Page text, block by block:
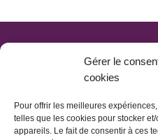
Gérer le
cookies
Pour offrir les meilleures
telles que les cookies pour stocker
appareils. Le fait de consentir à ces